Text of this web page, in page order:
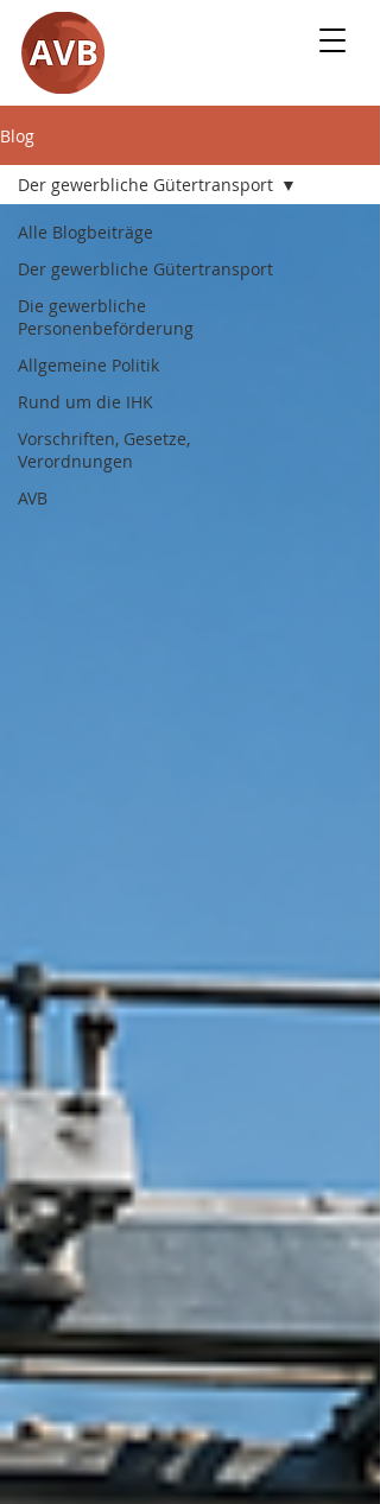
Blog
Alle Blogbeiträge
Der gewerbliche Gütertransport
Die gewerbliche
Personenbeförderung
Allgemeine Politik
Rund um die IHK
Vorschriften, Gesetze,
Verordnungen
AVB
Der gewerbliche Gütertransport